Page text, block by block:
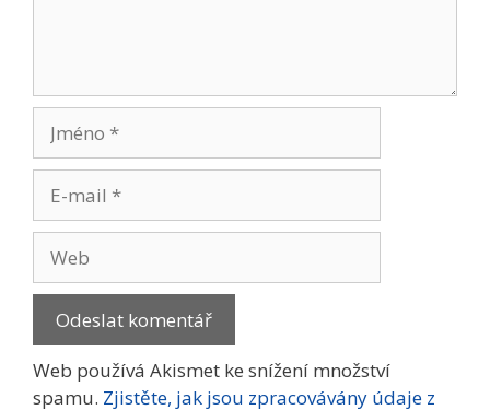
mail
Web používá Akismet ke snížení množství
spamu. Zjistěte, jak jsou zpracovávány údaje z